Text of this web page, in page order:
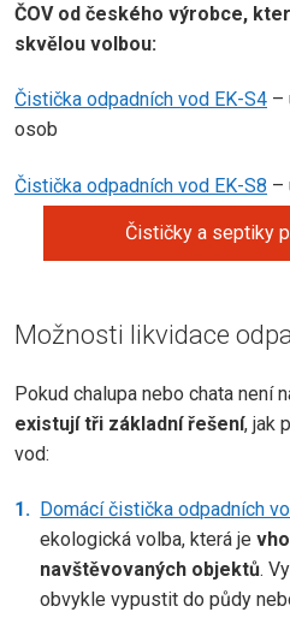
ČOV od českého výrobce,
skvělou volbou:
Čistička odpadních vod EK-S4 –
osob
Čistička odpadních vod EK-S8 –
Čističky a septiky
Možnosti likvidace
Pokud chalupa nebo chata není
existují tři základní řešení, jak
vod:
Domácí čistička odpadních
ekologická volba, která je
navštěvovaných objektů.
obvykle vypustit do půdy